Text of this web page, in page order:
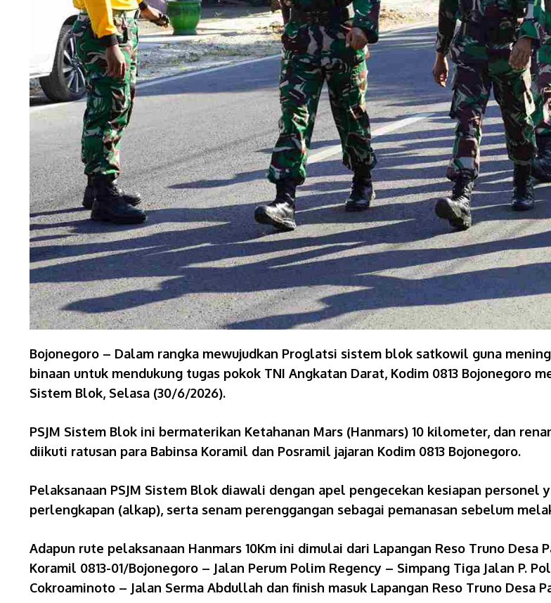
Bojonegoro – Dalam rangka mewujudkan Proglatsi sistem blok satkowil guna
binaan untuk mendukung tugas pokok TNI Angkatan Darat, Kodim 0813 Bojonegoro
Sistem Blok, Selasa (30/6/2026).
PSJM Sistem Blok ini bermaterikan Ketahanan Mars (Hanmars) 10 kilometer, dan
diikuti ratusan para Babinsa Koramil dan Posramil jajaran Kodim 0813 Bojonegoro.
Pelaksanaan PSJM Sistem Blok diawali dengan apel pengecekan kesiapan
perlengkapan (alkap), serta senam perenggangan sebagai pemanasan sebelum
Adapun rute pelaksanaan Hanmars 10Km ini dimulai dari Lapangan Reso Truno
Koramil 0813-01/Bojonegoro – Jalan Perum Polim Regency – Simpang Tiga Jalan P.
Cokroaminoto – Jalan Serma Abdullah dan finish masuk Lapangan Reso Truno Desa